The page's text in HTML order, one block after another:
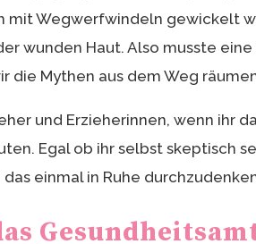
mit Wegwerfwindeln gewickelt
wunden Haut. Also musste
die Mythen aus dem Weg
und Erzieherinnen, wenn ihr
Egal ob ihr selbst skeptisch
einmal in Ruhe